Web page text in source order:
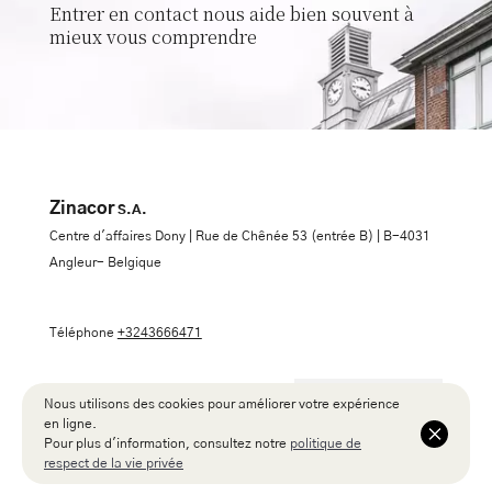
Entrer en contact nous aide bien souvent à
mieux vous comprendre
Nous utilisons des cookies pour améliorer votre expérience
en ligne.
Pour plus d'information, consultez notre politique de
respect de la vie privée
ZinacorS.A.
Centre d'affaires Dony | Rue de Chênée 53 (entrée B) | B-4031
Angleur- Belgique
Téléphone +3243666471
Français
English